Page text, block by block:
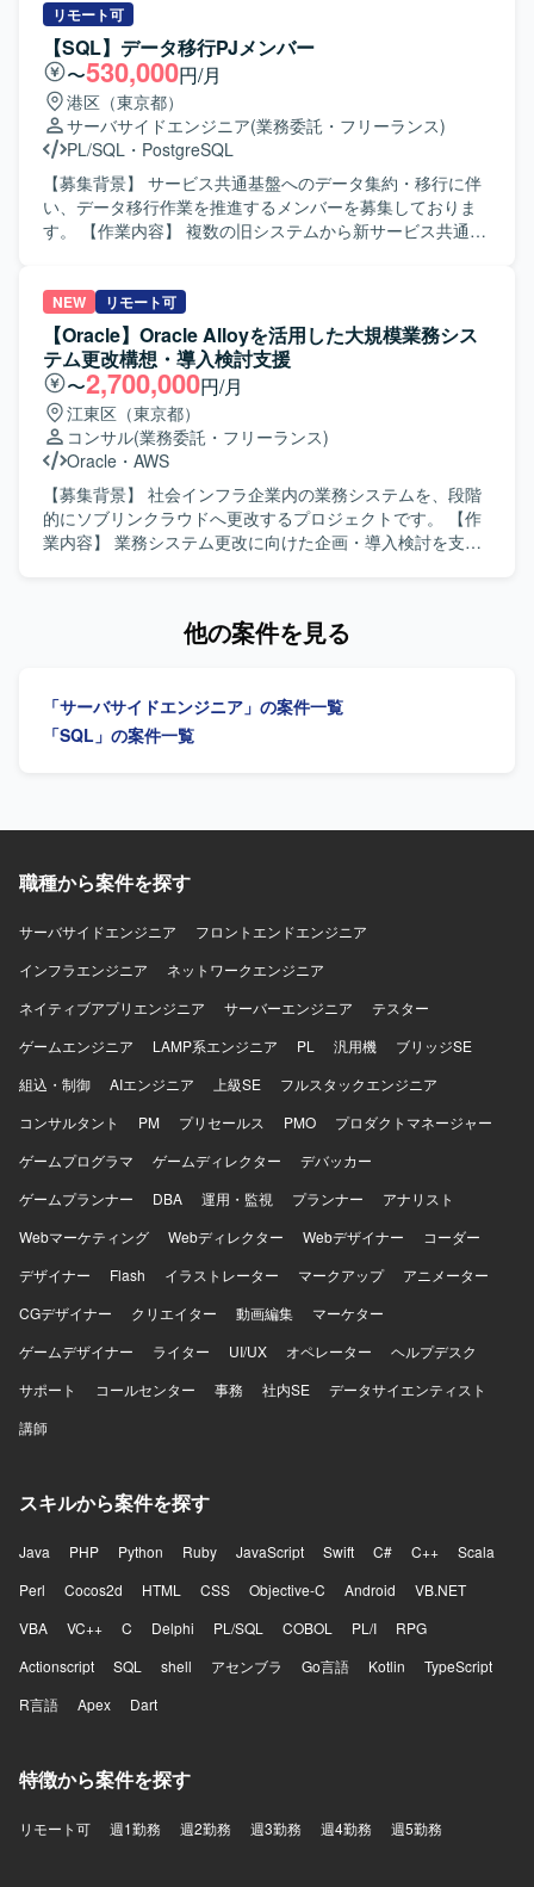
ことを理解し、些細な点であっても独断で判断せず、適切
にエスカレーションや相談ができる方が望ましいです。デ
ータ連携のテストなど単調になりがちな作業に対しても、
着実かつ丁寧に継続して取り組める方を歓迎いたします。
【ポジションの魅力】 医療現場を支える基幹システムのデ
ータ連携に携わることで、医療業務の効率化や安全性向上
に直接貢献できるポジションです。電子カルテや各種部門
システムとの連携仕様に深く関わることで、医療情報シス
テム特有のデータ構造や業務フローへの理解を深めること
ができます。また、複数施設を担当することで、さまざま
XSLTやSQL、VB6を用いた連携システム開発環境となって
おり、データ連携設定とプログラム修正を組み合わせた開
発スタイルで作業を行っていただきます。
既存処理の改善および検証などを行っていただきます。
【求める人物像】 データ連携やバッチ処理に主体的に取り
組み、関係者とのコミュニケーションを取りながら粘り強
く業務を進めていただける方を求めています。 【ポジショ
ンの魅力】 金融系システムの基盤更改に携わることで、大
規模なデータ連携処理の設計・開発経験を積むことがで
き、SQLおよびETLツールのスキルを高めていただけます。
【開発環境】 SQLおよびETLツール（Data Stage、
DataSpider）を用いたデータ連携・バッチ処理の開発環境
となります。
リモート可
【SQL】データ移行PJメンバー
〜530,000円/月
港区（東京都）
サーバサイドエンジニア(業務委託・フリーランス)
PL/SQL ・ PostgreSQL
【募集背景】 サービス共通基盤へのデータ集約・移行に伴
い、データ移行作業を推進するメンバーを募集しておりま
す。 【作業内容】 複数の旧システムから新サービス共通基
クリプトの開発、データ検証、リハーサルおよび本番移行
作業をご担当いただきます。 現行システムおよび新基盤の
テーブル定義を確認し、新旧データ項目のマッピング定義
書の作成・更新、仕様不明点の洗い出しおよび照会を行っ
ていただきます。 指示や仕様に基づき、データ抽出・変
換・登録のためのSQLクエリの作成・修正、データクレン
ジング処理や変換ロジックの実装を行っていただきます。
移行前後での件数照合やデータ整合性確認用クエリの作成
と実行、テスト環境での移行テストおよび不整合データの
抽出・報告を行っていただきます。 移行タイムチャートに
沿ったリハーサルおよび本番データ移行時のSQL実行作
理解しながら粘り強く検証作業を進められる方を求めてお
められる方が望ましいです。 【ポジションの魅力】 複数シ
ステムを対象とした大規模なデータ移行プロジェクトに参
行本番対応まで一連の工程に携わることで、データ移行プ
発環境】 各種RDBMS環境上でのSQL実装およびデータ検証
を中心とした環境になります。
NEW リモート可
【Oracle】Oracle Alloyを活用した大規模業務シス
テム更改構想・導入検討支援
〜2,700,000円/月
江東区（東京都）
コンサル(業務委託・フリーランス)
Oracle ・ AWS
【募集背景】 社会インフラ企業内の業務システムを、段階
的にソブリンクラウドへ更改するプロジェクトです。 【作
業内容】 業務システム更改に向けた企画・導入検討を支援
ITPC審査向け資料および上層部向け上申資料の作成・説明
方を求めています。 【ポジションの魅力】 大規模な業務シ
ステム更改において、構想・企画検討から導入検討まで幅
他の案件を見る
「サーバサイドエンジニア」の案件一覧
「SQL」の案件一覧
職種から案件を探す
サーバサイドエンジニア
フロントエンドエンジニア
インフラエンジニア
ネットワークエンジニア
ネイティブアプリエンジニア
サーバーエンジニア
テスター
ゲームエンジニア
LAMP系エンジニア PL 汎用機
ブリッジSE
組込・制御
AIエンジニア 上級SE
フルスタックエンジニア
コンサルタント
PM プリセールス PMO
プロダクトマネージャー
ゲームプログラマ
ゲームディレクター
デバッカー
ゲームプランナー
DBA 運用・監視 プランナー
アナリスト
Webマーケティング
Webディレクター Webデザイナー
コーダー
デザイナー
Flash イラストレーター マークアップ
アニメーター
CGデザイナー
クリエイター 動画編集
マーケター
ゲームデザイナー
ライター UI/UX オペレーター
ヘルプデスク
サポート
コールセンター 事務 社内SE
データサイエンティスト
講師
スキルから案件を探す
Java PHP Python Ruby JavaScript Swift C# C++
Scala
Perl
Cocos2d HTML CSS Objective-C Android
VB.NET
VBA
VC++ C Delphi PL/SQL COBOL PL/I
RPG
Actionscript
SQL shell アセンブラ Go言語 Kotlin
TypeScript
R言語
Apex Dart
特徴から案件を探す
リモート可 週1勤務 週2勤務 週3勤務 週4勤務 週5勤務